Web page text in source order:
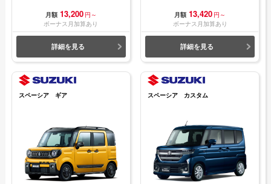
月額 13,200 円～
ボーナス月加算あり
詳細を見る
月額 13,420 円～
ボーナス月加算あり
詳細を見る
スペーシア ギア スペーシア カスタム